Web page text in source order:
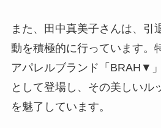
また、田中真美子さんは、引
動を積極的に行っています。
アパレルブランド「BRAH▼
として登場し、その美しいル
を魅了しています。